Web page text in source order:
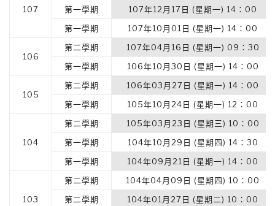
107
第一學期
107年12月17日 (星期一) 14：00
第一學期
107年10月01日 (星期一) 14：00
106
第二學期
107年04月16日 (星期一) 09：30
第一學期
106年10月30日 (星期一) 14：00
105
第二學期
106年03月27日 (星期一) 14：00
第一學期
105年10月24日 (星期一) 12：00
104
第二學期
105年03月23日 (星期三) 10：00
第一學期
104年10月29日 (星期四) 14：30
第一學期
104年09月21日 (星期一) 14：00
103
第二學期
104年04月09日 (星期四) 10：00
第二學期
104年01月27日 (星期二) 10：00